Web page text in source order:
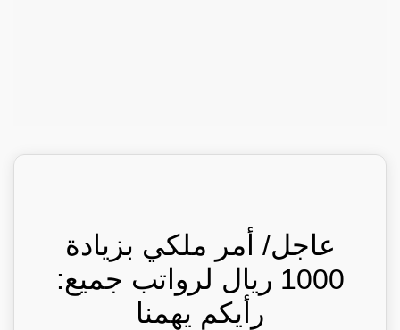
عاجل/ أمر ملكي بزيادة
1000 ريال لرواتب جميع:
رأيكم يهمنا